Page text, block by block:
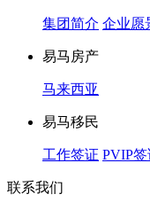
集团简介 企业愿
易马房产
马来西亚
易马移民
工作签证 PVIP签
联系我们